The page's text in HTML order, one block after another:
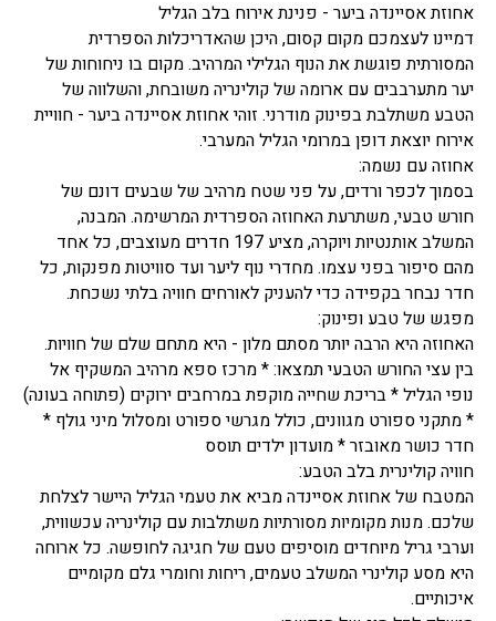
אחוזת אסיינדה ביער - פנינת אירוח בלב הגליל
דמיינו לעצמכם מקום קסום, היכן שהאדריכלות הספרדית
המסורתית פוגשת את הנוף הגלילי המרהיב. מקום בו ניחוחות של
יער מתערבבים עם ארומה של קולינריה משובחת, והשלווה של
הטבע משתלבת בפינוק מודרני. זוהי אחוזת אסיינדה ביער - חוויית
אירוח יוצאת דופן במרומי הגליל המערבי.
אחוזה עם נשמה:
בסמוך לכפר ורדים, על פני שטח מרהיב של שבעים דונם של
חורש טבעי, משתרעת האחוזה הספרדית המרשימה. המבנה,
המשלב אותנטיות ויוקרה, מציע 197 חדרים מעוצבים, כל אחד
מהם סיפור בפני עצמו. מחדרי נוף ליער ועד סוויטות מפנקות, כל
חדר נבחר בקפידה כדי להעניק לאורחים חוויה בלתי נשכחת.
מפגש של טבע ופינוק:
האחוזה היא הרבה יותר מסתם מלון - היא מתחם שלם של חוויות.
בין עצי החורש הטבעי תמצאו: * מרכז ספא מרהיב המשקיף אל
נופי הגליל * בריכת שחייה מוקפת במרחבים ירוקים (פתוחה בעונה)
* מתקני ספורט מגוונים, כולל מגרשי ספורט ומסלול מיני גולף *
חדר כושר מאובזר * מועדון ילדים תוסס
חוויה קולינרית בלב הטבע:
המטבח של אחוזת אסיינדה מביא את טעמי הגליל היישר לצלחת
שלכם. מנות מקומיות מסורתיות משתלבות עם קולינריה עכשווית,
וערבי גריל מיוחדים מוסיפים טעם של חגיגה לחופשה. כל ארוחה
היא מסע קולינרי המשלב טעמים, ריחות וחומרי גלם מקומיים
איכותיים.